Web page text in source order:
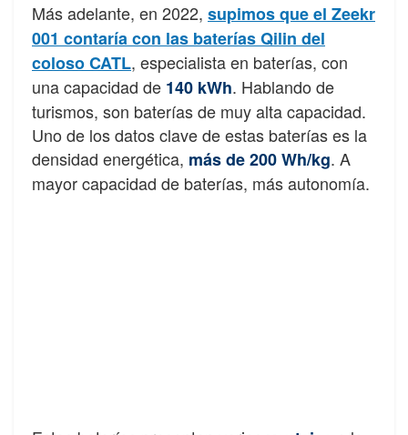
Más adelante, en 2022, supimos que el Zeekr
001 contaría con las baterías Qilin del
coloso CATL, especialista en baterías, con
una capacidad de 140 kWh. Hablando de
turismos, son baterías de muy alta capacidad.
Uno de los datos clave de estas baterías es la
densidad energética, más de 200 Wh/kg. A
mayor capacidad de baterías, más autonomía.